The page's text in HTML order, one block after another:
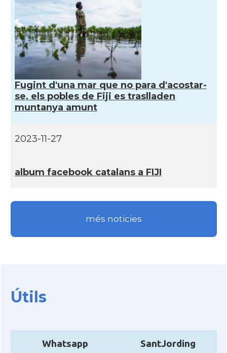
Fugint d'una mar que no para d'acostar-
se, els pobles de Fiji es traslladen
muntanya amunt
2023-11-27
album facebook catalans a FIJI
més noticies
Útils
Whatsapp SantJording